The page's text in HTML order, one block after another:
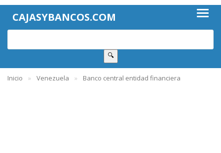
CAJASYBANCOS.COM
🔍
Inicio Venezuela Banco central entidad financiera